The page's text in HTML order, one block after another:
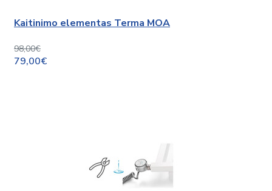
Kaitinimo elementas Terma MOA
98,00€
79,00€